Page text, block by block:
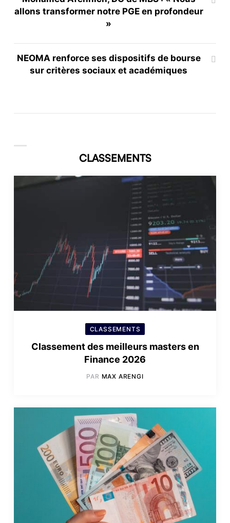
allons transformer notre PGE en profondeur
»
NEOMA renforce ses dispositifs de bourse
sur critères sociaux et académiques
CLASSEMENTS
CLASSEMENTS
Classement des meilleurs masters en
Finance 2026
PAR MAX ARENGI